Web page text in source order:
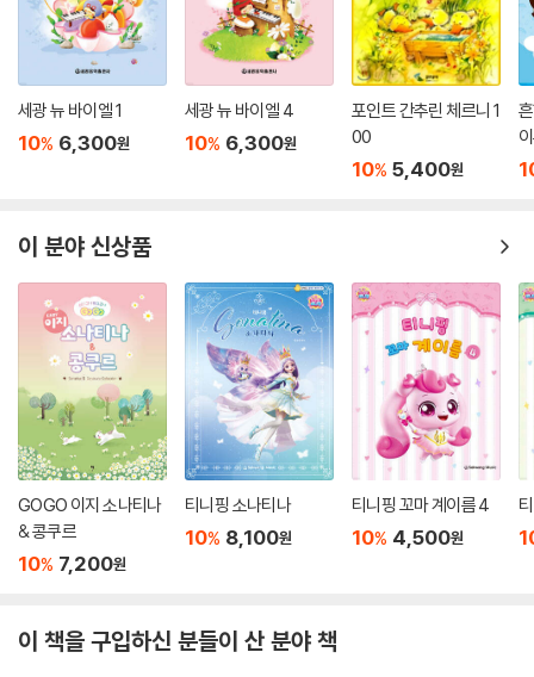
세광 뉴 바이엘 1
10% 6,300원
세광 뉴 바이엘 4
10% 6,300원
포인트 간추린 체르니 1
00
10% 5,400원
이 분야 신상품
GOGO 이지 소나티나
& 콩쿠르
10% 7,200원
티니핑 소나티나
10% 8,100원
티니핑 꼬마 계이름 4
10% 4,500원
이 책을 구입하신 분들이 산 분야 책